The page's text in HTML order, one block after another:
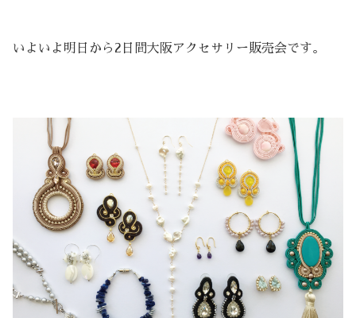
いよいよ明日から2日間大阪アクセサリー販売会です。